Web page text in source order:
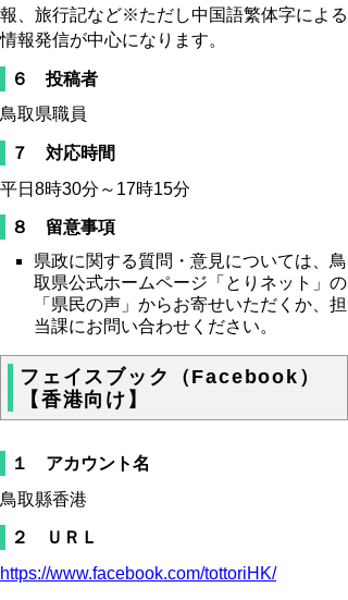
報、旅行記など※ただし中国語繁体字による
情報発信が中心になります。
６ 投稿者
鳥取県職員
７ 対応時間
平日8時30分～17時15分
８ 留意事項
県政に関する質問・意見については、鳥
取県公式ホームページ「とりネット」の
「県民の声」からお寄せいただくか、担
当課にお問い合わせください。
フェイスブック（Facebook）
【香港向け】
１ アカウント名
鳥取縣香港
２ ＵＲＬ
https://www.facebook.com/tottoriHK/